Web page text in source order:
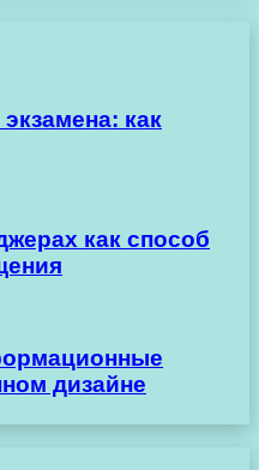
как
как способ
дизайне